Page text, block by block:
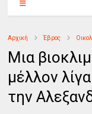
Αρχική Έβρος
Μια
μέλλον
την